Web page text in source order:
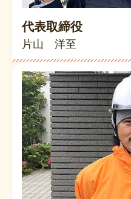
代表取締役
片山 洋至